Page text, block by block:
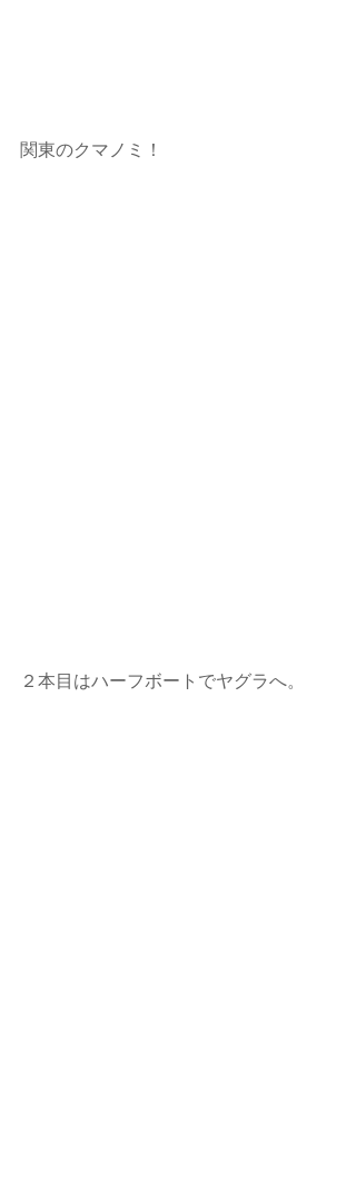
関東のクマノミ！
２本目はハーフボートでヤグラへ。